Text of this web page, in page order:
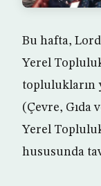
Bu hafta,
Yerel
toplulukların
(Çevre, Gıda
Yerel
hususunda